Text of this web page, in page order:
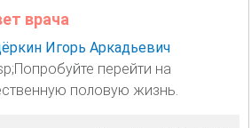
врача
Игорь Аркадьевич
перейти на
половую жизнь.